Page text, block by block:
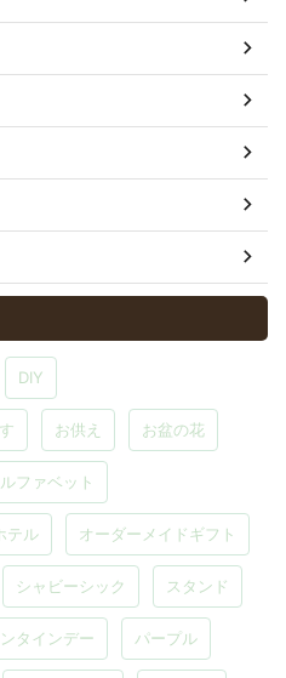
DIY
お供え お盆の花
ファベット
テル オーダーメイドギフト
シャビーシック スタンド
タインデー パープル